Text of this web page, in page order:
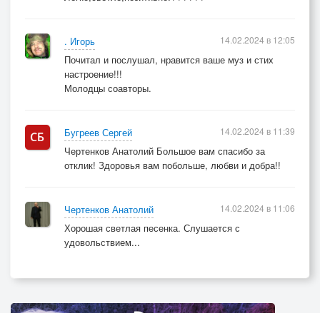
На окнах шторы красивые-
по стенам из волн покой.
За нежность тебе: Спасибо,
. Игорь
Почитал и послушал, нравится ваше муз и стих
настроение!!!
Молодцы соавторы.
14.02.2024 в 12:05
Бугреев Сергей
Чертенков Анатолий Большое вам спасибо за
отклик! Здоровья вам побольше, любви и добра!!
14.02.2024 в 11:39
Чертенков Анатолий
Хорошая светлая песенка. Слушается с
удовольствием...
14.02.2024 в 11:06